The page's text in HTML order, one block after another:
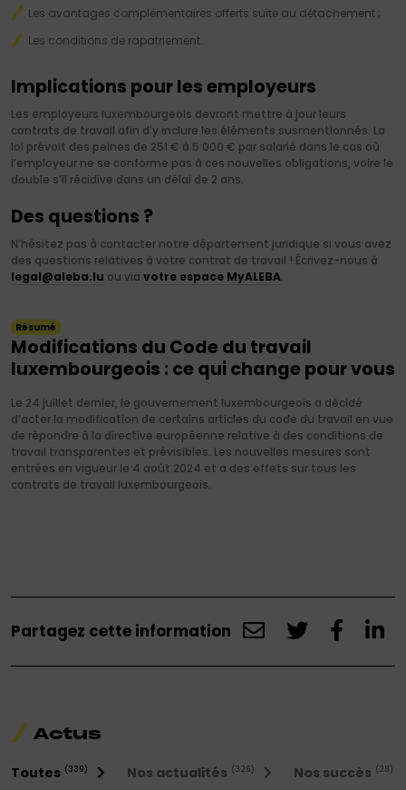
Les avantages complémentaires offerts suite au détachement ;
Les conditions de rapatriement.
Implications pour les employeurs
Les employeurs luxembourgeois devront mettre à jour leurs
contrats de travail afin d'y inclure les éléments susmentionnés. La
loi prévoit des peines de 251 € à 5 000 € par salarié dans le cas où
l’employeur ne se conforme pas à ces nouvelles obligations, voire le
double s’il récidive dans un délai de 2 ans.
Des questions ?
N’hésitez pas à contacter notre département juridique si vous avez
des questions relatives à votre contrat de travail ! Écrivez-nous à
legal@aleba.lu ou via votre espace MyALEBA.
Résumé
Modifications du Code du travail
luxembourgeois : ce qui change pour vous
Le 24 juillet dernier, le gouvernement luxembourgeois a décidé
d’acter la modification de certains articles du code du travail en vue
de répondre à la directive européenne relative à des conditions de
travail transparentes et prévisibles. Les nouvelles mesures sont
entrées en vigueur le 4 août 2024 et a des effets sur tous les
contrats de travail luxembourgeois.
Partagez cette information
Actus
Toutes (339) Nos actualités (326) Nos succès (28)